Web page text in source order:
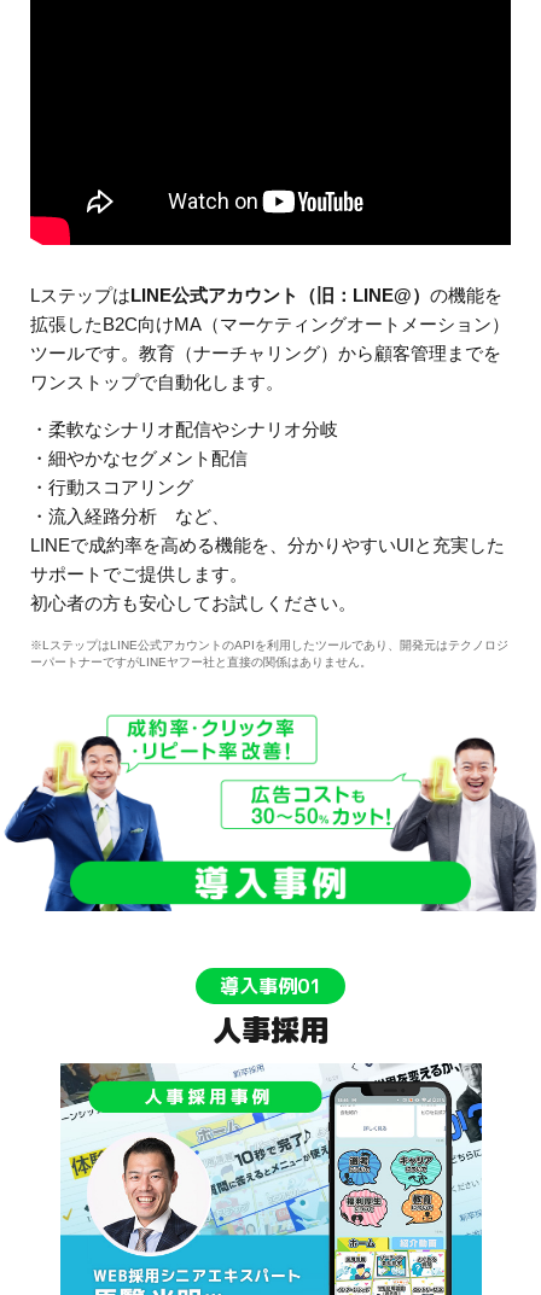
LステップはLINE公式アカウント（旧：LINE@） の機能を
拡張したB2C向けMA（マーケティングオートメーション）
ツールです。教育（ナーチャリング）から顧客管理までを
ワンストップで自動化します。
・柔軟なシナリオ配信やシナリオ分岐
・細やかなセグメント配信
・行動スコアリング
・流入経路分析 など、
LINEで成約率を高める機能を、分かりやすいUIと充実した
サポートでご提供します。
初心者の方も安心してお試しください。
※LステップはLINE公式アカウントのAPIを利用したツールであり、開発元はテクノロジ
ーパートナーですがLINEヤフー社と直接の関係はありません。
導入事例01
人事採用